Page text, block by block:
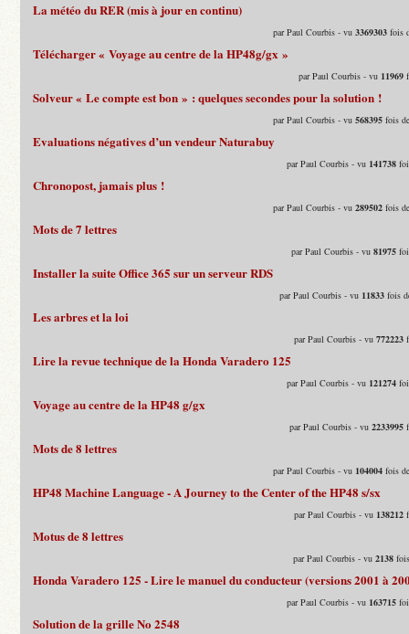
La météo du RER (mis à jour en continu)
par Paul Courbis - vu3369303 fois
Télécharger « Voyage au centre de la HP48g/gx »
par Paul Courbis - vu 11969
Solveur « Le compte est bon » : quelques secondes pour la solution !
par Paul Courbis - vu568395 fois
Evaluations négatives d’un vendeur Naturabuy
par Paul Courbis - vu 141738
Chronopost, jamais plus !
par Paul Courbis - vu289502 fois
Mots de 7 lettres
par Paul Courbis - vu81975
Installer la suite Office 365 sur un serveur RDS
par Paul Courbis - vu 11833 fois
Les arbres et la loi
par Paul Courbis - vu772223
Lire la revue technique de la Honda Varadero 125
par Paul Courbis - vu 121274
Voyage au centre de la HP48 g/gx
par Paul Courbis - vu2233995
Mots de 8 lettres
par Paul Courbis - vu 104004 fois
HP48 Machine Language - A Journey to the Center of the HP48 s/sx
par Paul Courbis - vu 138212
Motus de 8 lettres
par Paul Courbis - vu2138
Honda Varadero 125 - Lire le manuel du conducteur (versions 2001 à
par Paul Courbis - vu 163715
Solution de la grille No 2548